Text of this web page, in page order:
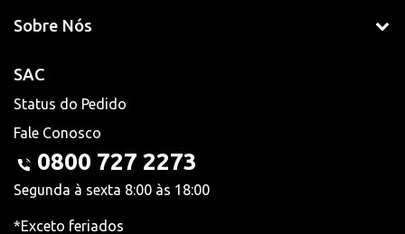
Sobre Nós
SAC
Status do Pedido
Fale Conosco
0800 727 2273
Segunda à sexta 8:00 às 18:00
*Exceto feriados